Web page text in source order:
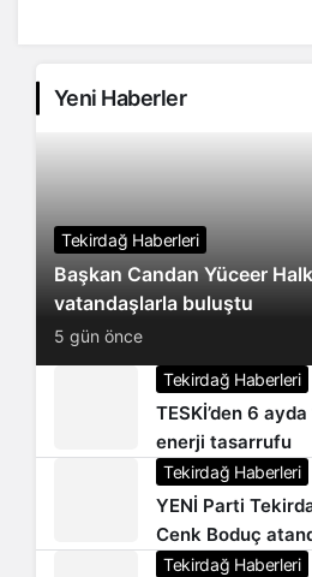
Yeni Haberler
Tekirdağ Haberleri
Başkan Candan Yüceer
vatandaşlarla buluştu
5 gün önce
Tekirdağ Haberleri
TESKİ’den 6
enerji tasarrufu
Tekirdağ Haberleri
YENİ Parti
Cenk Boduç
Tekirdağ Haberleri